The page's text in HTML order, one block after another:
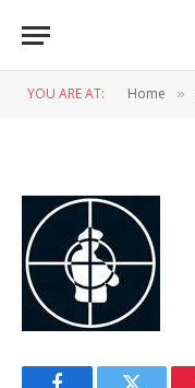
YOU ARE AT: Home »